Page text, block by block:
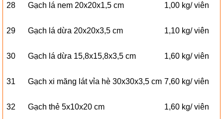
28 Gạch lá nem 20x20x1,5 cm 1,00 kg/ viên
29 Gạch lá dừa 20x20x3,5 cm 1,10 kg/ viên
30 Gạch lá dừa 15,8x15,8x3,5 cm 1,60 kg/ viên
31 Gạch xi măng lát vỉa hè 30x30x3,5 cm 7,60 kg/ viên
32 Gạch thẻ 5x10x20 cm 1,60 kg/ viên